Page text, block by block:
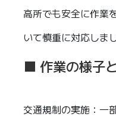
高所でも安全に作業
いて慎重に対応しま
■ 作業の様子
交通規制の実施：一